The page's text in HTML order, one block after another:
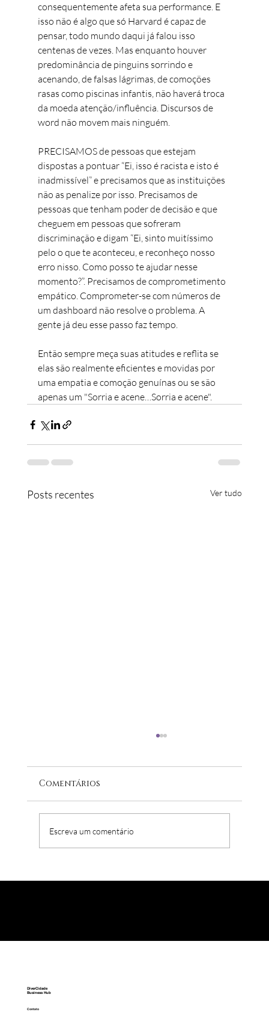
consequentemente afeta sua performance. E
isso não é algo que só Harvard é capaz de
pensar, todo mundo daqui já falou isso
centenas de vezes. Mas enquanto houver
predominância de pinguins sorrindo e
acenando, de falsas lágrimas, de comoções
rasas como piscinas infantis, não haverá troca
da moeda atenção/influência. Discursos de
word não movem mais ninguém.
PRECISAMOS de pessoas que estejam
dispostas a pontuar “Ei, isso é racista e isto é
inadmissível” e precisamos que as instituições
não as penalize por isso. Precisamos de
pessoas que tenham poder de decisão e que
cheguem em pessoas que sofreram
discriminação e digam “Ei, sinto muitíssimo
pelo o que te aconteceu, e reconheço nosso
erro nisso. Como posso te ajudar nesse
momento?”. Precisamos de comprometimento
empático. Comprometer-se com números de
um dashboard não resolve o problema. A
gente já deu esse passo faz tempo.
Então sempre meça suas atitudes e reflita se
elas são realmente eficientes e movidas por
uma empatia e comoção genuínas ou se são
apenas um "Sorria e acene…Sorria e acene".
Posts recentes Ver tudo
Comentários
Escreva um comentário
DiverCidade
Business Hub
Contato